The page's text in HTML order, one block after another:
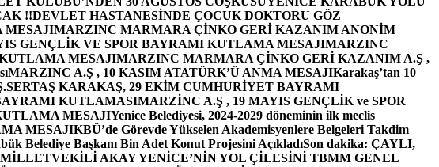
!!DEVLET HASTANESİNDE ÇOCUK DOKTORU GÖZ
MESAJIMARZINC MARMARA ÇİNKO GERİ KAZANIM ANONİM
GENÇLİK VE SPOR BAYRAMI KUTLAMA MESAJIMARZINC
MESAJIMARZINC MARMARA ÇİNKO GERİ KAZANIM A.Ş ,
MARZINC A.Ş , 10 KASIM ATATÜRK’Ü ANMA MESAJIKarakaş’tan 10
KARAKAŞ, 29 EKİM CUMHURİYET BAYRAMI
KUTLAMASIMARZİNC A.Ş , 19 MAYIS GENÇLİK ve SPOR
MESAJIYenice Belediyesi, 2024-2029 döneminin ilk meclis
MESAJIKBÜ’de Görevde Yükselen Akademisyenlere Belgeleri Takdim
Belediye Başkanı Bin Adet Konut Projesini AçıkladıSon dakika: ÇAYLI,
MİLLETVEKİLİ AKAY YENİCE’NİN YOL ÇİLESİNİ TBMM GENEL